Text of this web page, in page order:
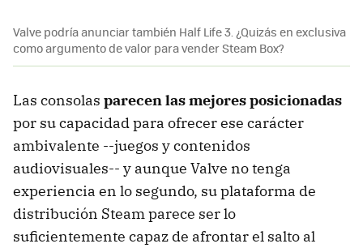
Valve podría anunciar también Half Life 3. ¿Quizás en exclusiva
como argumento de valor para vender Steam Box?
Las consolas parecen las mejores posicionadas
por su capacidad para ofrecer ese carácter
ambivalente --juegos y contenidos
audiovisuales-- y aunque Valve no tenga
experiencia en lo segundo, su plataforma de
distribución Steam parece ser lo
suficientemente capaz de afrontar el salto al